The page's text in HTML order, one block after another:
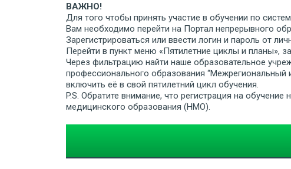
ВАЖНО!
Для того чтобы принять участие в обучении по
Вам необходимо перейти на Портал непрерывного
Зарегистрироваться или ввести логин и пароль от
Перейти в пункт меню «Пятилетние циклы и планы»,
Через фильтрацию найти наше образовательное
профессионального образования “Межрегиональный
включить её в свой пятилетний цикл обучения.
P.S. Обратите внимание, что регистрация на
медицинского образования (НМО).